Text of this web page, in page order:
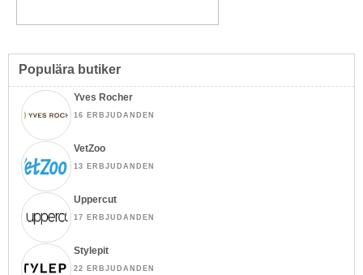
Populära butiker
Yves Rocher
16 ERBJUDANDEN
VetZoo
13 ERBJUDANDEN
Uppercut
17 ERBJUDANDEN
Stylepit
22 ERBJUDANDEN